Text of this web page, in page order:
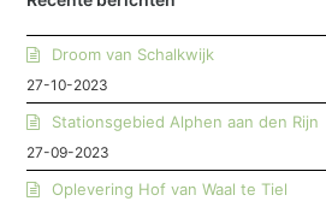
Droom van Schalkwijk
27-10-2023
Stationsgebied Alphen aan den Rijn
27-09-2023
Oplevering Hof van Waal te Tiel